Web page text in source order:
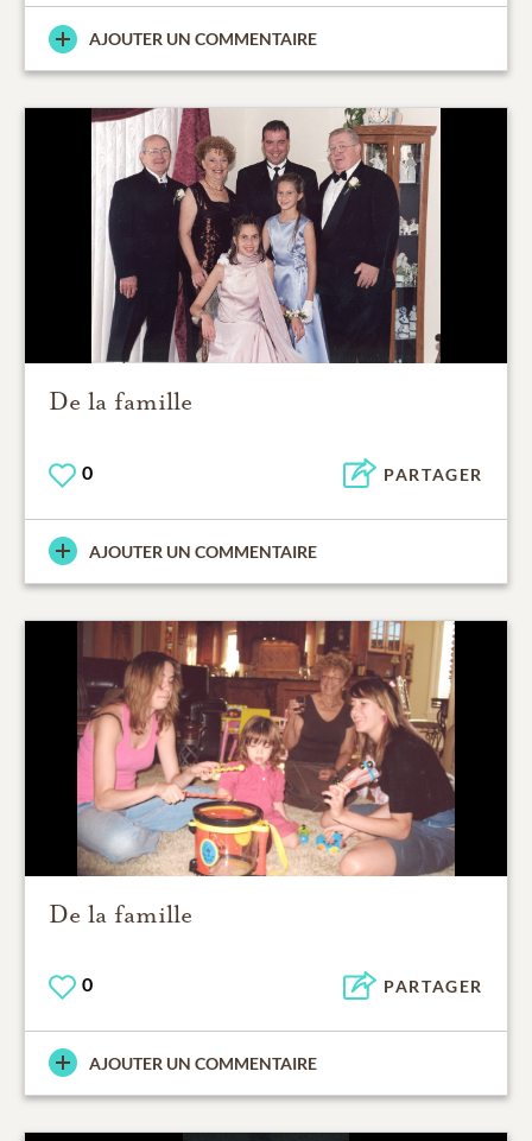
AJOUTER UN COMMENTAIRE
De la famille
0 PARTAGER
AJOUTER UN COMMENTAIRE
De la famille
0 PARTAGER
AJOUTER UN COMMENTAIRE